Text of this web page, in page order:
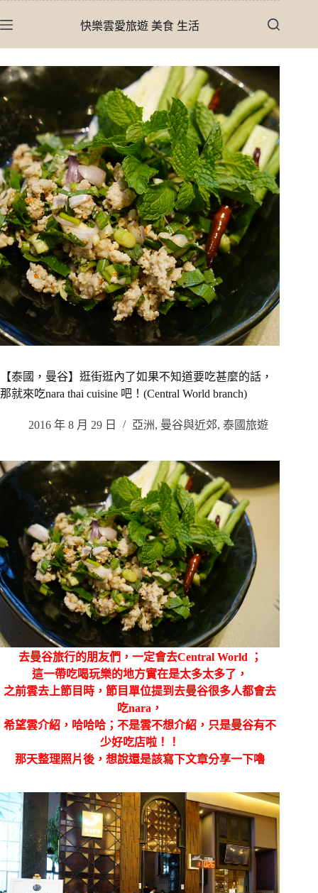
至
內
容
快樂雲愛旅遊 美食 生活
【泰國，曼谷】逛街逛內了如果不知道要吃甚麼的話，
那就來吃nara thai cuisine 吧！(Central World branch)
2016 年 8 月 29 日 亞洲, 曼谷與近郊, 泰國旅遊
去曼谷旅行的朋友們，一定會去Central World ；
這一帶吃喝玩樂的地方實在是太多太多了，
之前雲去上節目時，節目單位提到去曼谷很多人都會去
吃nara，
希望雲介紹，哈哈哈；不是雲不想介紹，只是曼谷有不
少好吃店啦！！
那天整理照片後，想說還是該寫下文章分享一下嚕